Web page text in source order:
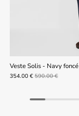
Veste Solis - Navy foncé
354.00 € 590.00 €